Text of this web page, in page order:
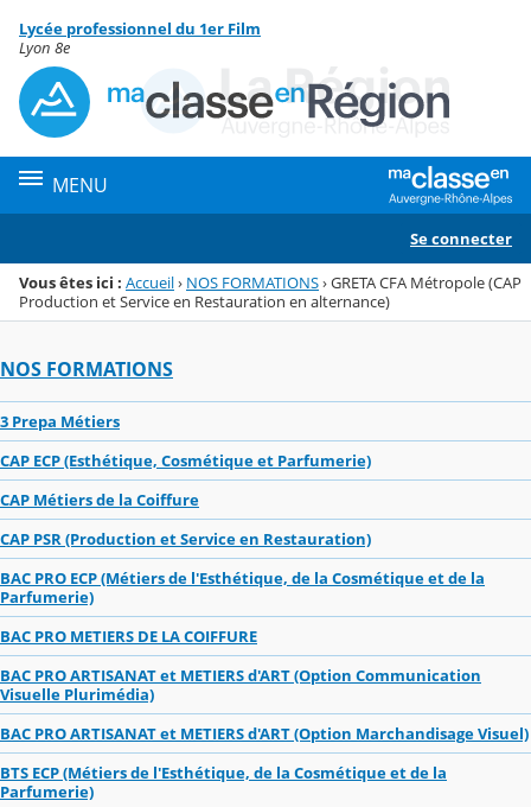
Menu de la rubrique
Contenu
Lycée professionnel du 1er Film
Lyon 8e
MENU
Se connecter
Vous êtes ici : Accueil› NOS FORMATIONS›GRETA CFA Métropole (CAP
Production et Service en Restauration en alternance)
NOS FORMATIONS
3 Prepa Métiers
CAP ECP (Esthétique, Cosmétique et Parfumerie)
CAP Métiers de la Coiffure
CAP PSR (Production et Service en Restauration)
BAC PRO ECP (Métiers de l'Esthétique, de la Cosmétique et de la
Parfumerie)
BAC PRO METIERS DE LA COIFFURE
BAC PRO ARTISANAT et METIERS d'ART (Option Communication
Visuelle Plurimédia)
BAC PRO ARTISANAT et METIERS d'ART (Option Marchandisage Visuel)
BTS ECP (Métiers de l'Esthétique, de la Cosmétique et de la
Parfumerie)